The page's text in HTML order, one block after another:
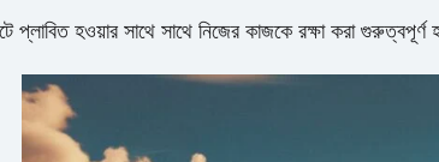
প্লাবিত হওয়ার সাথে সাথে নিজের কাজকে রক্ষা করা